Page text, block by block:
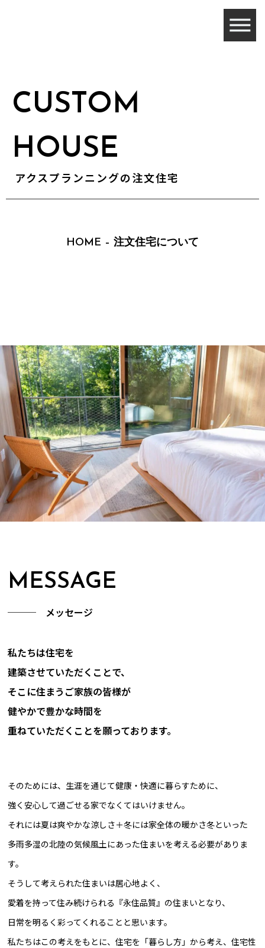
CUSTOM
HOUSE
アクスプランニングの注文住宅
HOME – 注文住宅について
MESSAGE
─── メッセージ
私たちは住宅を
建築させていただくことで、
そこに住まうご家族の皆様が
健やかで豊かな時間を
重ねていただくことを願っております。
そのためには、生涯を通じて健康・快適に暮らすために、
強く安心して過ごせる家でなくてはいけません。
それには夏は爽やかな涼しさ＋冬には家全体の暖かさ冬といった
多雨多湿の北陸の気候風土にあった住まいを考える必要がありま
す。
そうして考えられた住まいは居心地よく、
愛着を持って住み続けられる『永住品質』の住まいとなり、
日常を明るく彩ってくれることと思います。
私たちはこの考えをもとに、住宅を「暮らし方」から考え、住宅性